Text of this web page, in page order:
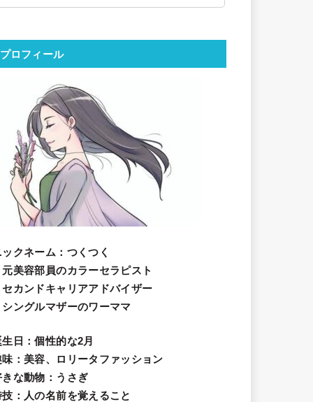
プロフィール
ックネーム ：つくつく
元美容部員のカラーセラピスト
セカンドキャリアアドバイザー
シングルマザーのワーママ
日 ：個性的な2月
味 ：美容、ロリータファッション
きな動物 ：うさぎ
技 ：人の名前を覚えること